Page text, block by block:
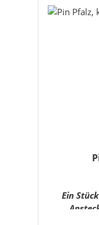
Ein